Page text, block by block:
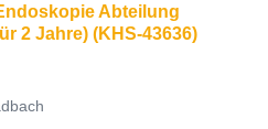
Abteilung
2 Jahre) (KHS-43636)